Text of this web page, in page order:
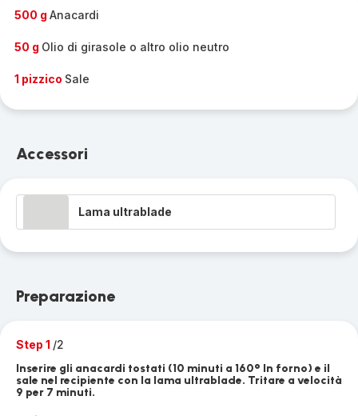
500 g Anacardi
50 g Olio di girasole o altro olio neutro
1 pizzico Sale
Accessori
Lama ultrablade
Preparazione
Step 1 /2
Inserire gli anacardi tostati (10 minuti a 160° In forno) e il
sale nel recipiente con la lama ultrablade. Tritare a velocità
9 per 7 minuti.